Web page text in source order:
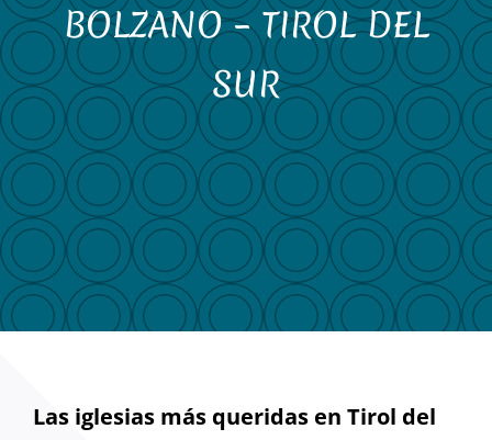
BOLZANO – TIROL DEL
SUR
Las iglesias más queridas en Tirol del